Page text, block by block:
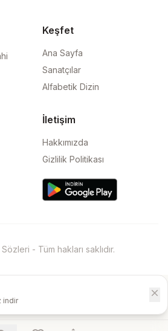
Keşfet
Ana Sayfa
Sanatçılar
Alfabetik Dizin
İletişim
Hakkımızda
Gizlilik Politikası
- Tüm hakları saklıdır.
indir
close